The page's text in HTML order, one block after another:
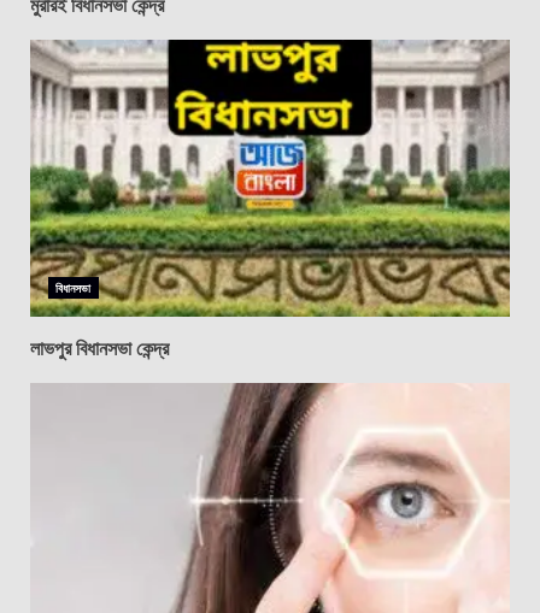
বিধানসভা
লাভপুর বিধানসভা কেন্দ্র